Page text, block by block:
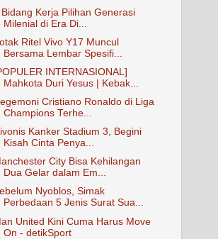
Kerja Pilihan Generasi
Milenial di Era Di...
Ritel Vivo Y17 Muncul
Bersama Lembar Spesifi...
INTERNASIONAL]
Mahkota Duri Yesus | Kebak...
Cristiano Ronaldo di Liga
Champions Terhe...
Kanker Stadium 3, Begini
Kisah Cinta Penya...
City Bisa Kehilangan
Dua Gelar dalam Em...
Nyoblos, Simak
Perbedaan 5 Jenis Surat Sua...
United Kini Cuma Harus Move
On - detikSport